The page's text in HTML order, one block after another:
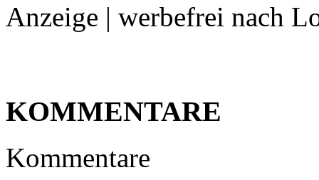
Anzeige | werbefrei nach
KOMMENTARE
Kommentare